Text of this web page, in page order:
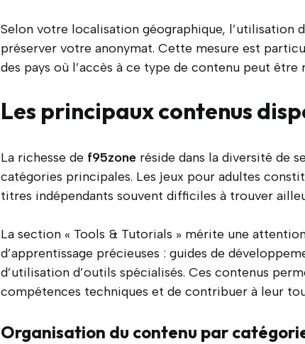
Selon votre localisation géographique, l’utilisation
préserver votre anonymat. Cette mesure est
des pays où l’accès à ce type de contenu peut être
Les principaux contenus
La richesse de f95zone réside dans la diversité de
catégories principales. Les jeux pour adultes
titres indépendants souvent difficiles à trouver
La section « Tools & Tutorials » mérite une
d’apprentissage précieuses : guides de
d’utilisation d’outils spécialisés. Ces contenus
compétences techniques et de contribuer à leur
Organisation du contenu par